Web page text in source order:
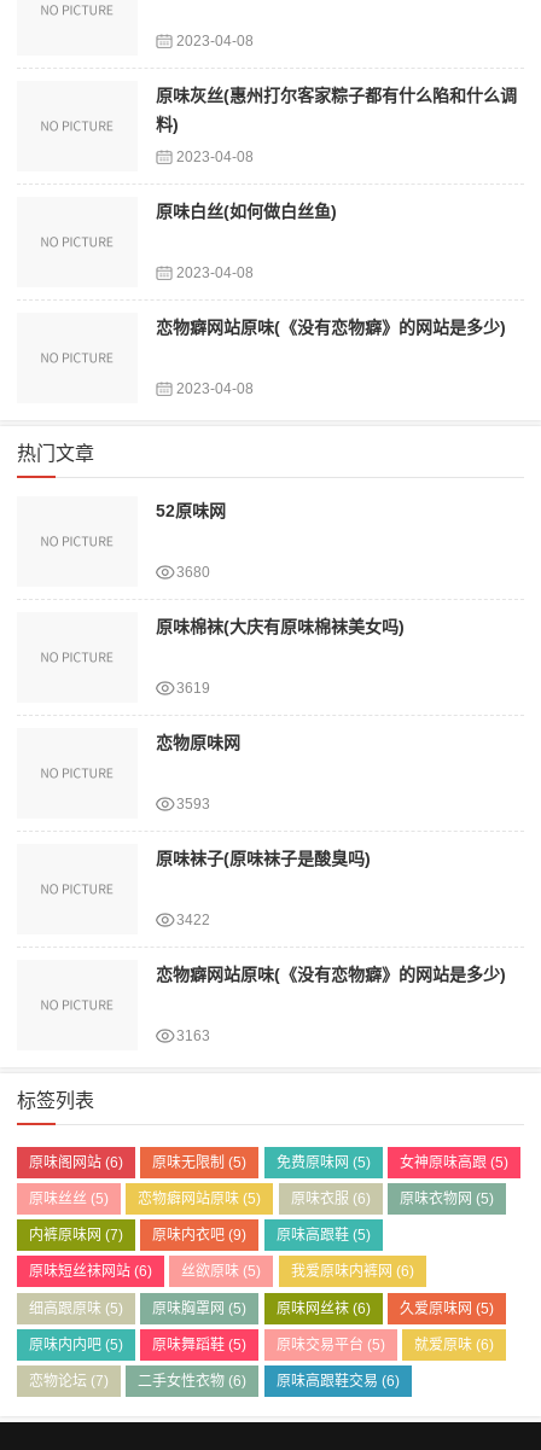
2023-04-08
原味灰丝(惠州打尔客家粽子都有什么陷和什么调
料)
2023-04-08
原味白丝(如何做白丝鱼)
2023-04-08
恋物癖网站原味(《没有恋物癖》的网站是多少)
2023-04-08
热门文章
52原味网
3680
原味棉袜(大庆有原味棉袜美女吗)
3619
恋物原味网
3593
原味袜子(原味袜子是酸臭吗)
3422
恋物癖网站原味(《没有恋物癖》的网站是多少)
3163
标签列表
原味阁网站 (6) 原味无限制 (5) 免费原味网 (5) 女神原味高跟(5)
原味丝丝 (5) 恋物癖网站原味 (5) 原味衣服 (6) 原味衣物网 (5)
内裤原味网 (7) 原味内衣吧 (9) 原味高跟鞋(5)
原味短丝袜网站 (6) 丝欲原味 (5) 我爱原味内裤网 (6)
细高跟原味 (5) 原味胸罩网 (5) 原味网丝袜(6) 久爱原味网 (5)
原味内内吧 (5) 原味舞蹈鞋 (5) 原味交易平台 (5) 就爱原味(6)
恋物论坛 (7) 二手女性衣物 (6) 原味高跟鞋交易 (6)